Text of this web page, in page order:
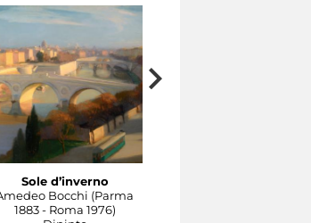
Sole d’inverno
Bocchi (Parma
1883 - Roma 1976)